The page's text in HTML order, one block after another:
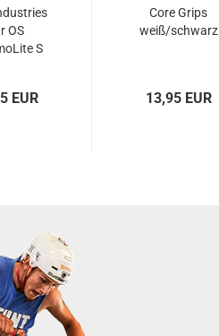
OS
S
EUR
Core Grips
weiß/schwarz
13,95 EUR